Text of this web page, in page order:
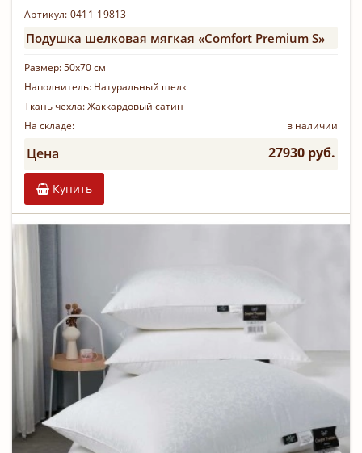
Артикул: 0411-19813
Подушка шелковая мягкая «Comfort Premium S»
Размер:50х70 см
Наполнитель: Натуральный шелк
Ткань чехла:Жаккардовый сатин
На складе:
в наличии
Цена 27930 руб.
Купить